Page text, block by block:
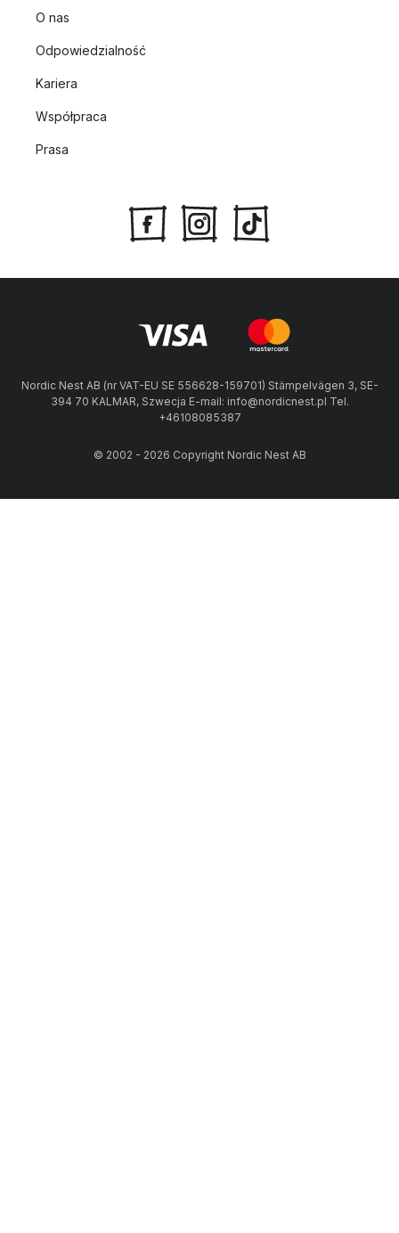
O nas
Odpowiedzialność
Kariera
Współpraca
Prasa
Nordic Nest AB (nr VAT-EU SE 556628-159701) Stämpelvägen 3, SE-
394 70 KALMAR, Szwecja E-mail: info@nordicnest.pl Tel.
+46108085387
© 2002 - 2026 Copyright Nordic Nest AB